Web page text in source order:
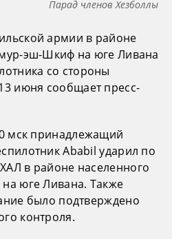
Парад членов Хезболлы
армии в районе
эш-Шкиф на юге Ливана
со стороны
июня сообщает пресс-
мск принадлежащий
Ababil ударил по
в районе населенного
юге Ливана. Также
было подтверждено
контроля.